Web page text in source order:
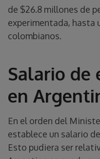
de $26.8 millones de
experimentada, hasta
colombianos.
Salario de
en
En el orden del
establece un salario
Esto pudiera ser